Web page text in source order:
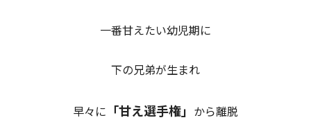
一番甘えたい幼児期に
下の兄弟が生まれ
早々に 「甘え選手権」 から離脱